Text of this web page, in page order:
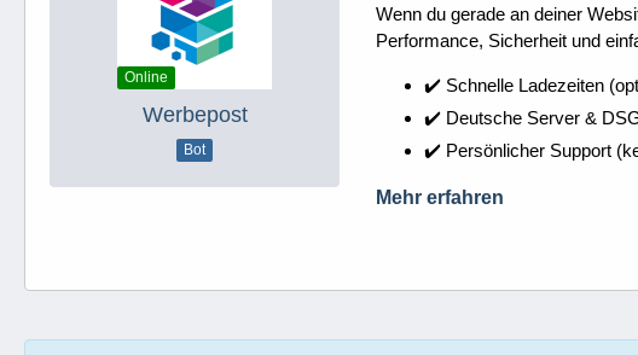
Online
Werbepost
Bot
Wenn du gerade an deiner
Performance, Sicherheit und
✔️ Schnelle Ladezeiten
✔️ Deutsche Server &
✔️ Persönlicher Support
Mehr erfahren